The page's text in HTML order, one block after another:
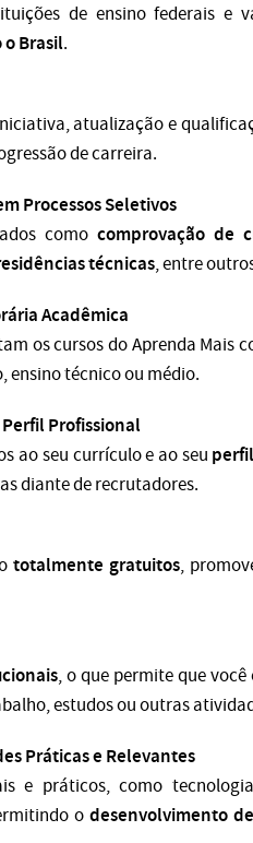
de ensino federais e
Brasil.
atualização e
de carreira.
Processos Seletivos
como comprovação de
técnicas, entre
Acadêmica
os cursos do Aprenda Mais
ensino técnico ou médio.
Profissional
ao seu currículo e ao seu
diante de recrutadores.
totalmente gratuitos,
, o que permite que
estudos ou outras
Práticas e Relevantes
e práticos, como
odesenvolvimento